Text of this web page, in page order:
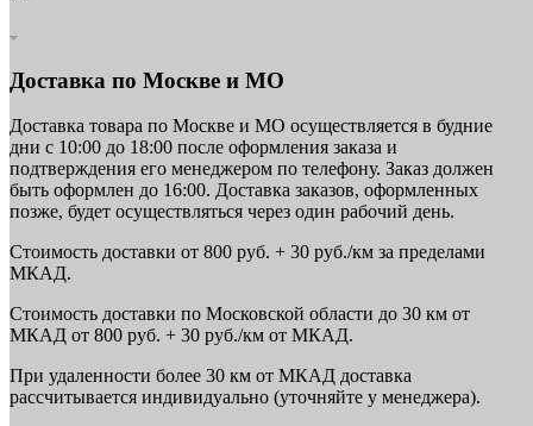
Доставка по Москве и МО
Доставка товара по Москве и МО осуществляется в будние
дни с 10:00 до 18:00 после оформления заказа и
подтверждения его менеджером по телефону. Заказ должен
быть оформлен до 16:00. Доставка заказов, оформленных
позже, будет осуществляться через один рабочий день.
Стоимость доставки от 800 руб. + 30 руб./км за пределами
МКАД.
Стоимость доставки по Московской области до 30 км от
МКАД от 800 руб. + 30 руб./км от МКАД.
При удаленности более 30 км от МКАД доставка
рассчитывается индивидуально (уточняйте у менеджера).